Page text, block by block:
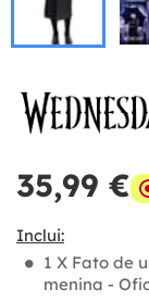
35,99 €
Inclui:
1 X Fato de
menina -